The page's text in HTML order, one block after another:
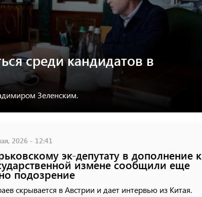
среди кандидатов в
Зеленским.
2026 - 12:41
эк-депутату в дополнение к
измене сообщили еще
подозрение
скрывается в Австрии и дает интервью из Китая.